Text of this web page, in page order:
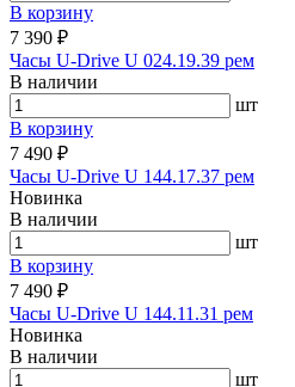
В корзину
7 390 ₽
Часы U-Drive U 024.19.39 рем
В наличии
шт
В корзину
7 490 ₽
Часы U-Drive U 144.17.37 рем
Новинка
В наличии
шт
В корзину
7 490 ₽
Часы U-Drive U 144.11.31 рем
Новинка
В наличии
шт